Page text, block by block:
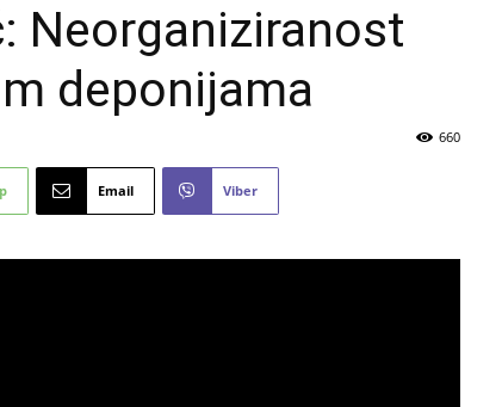
Neorganiziranost
deponijama
660
Email Viber